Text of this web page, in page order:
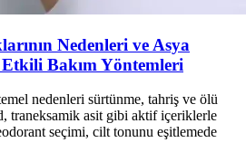
Nedenleri ve Asya
Bakım Yöntemleri
nedenleri sürtünme, tahriş ve ölü
traneksamik asit gibi aktif içeriklerle
seçimi, cilt tonunu eşitlemede